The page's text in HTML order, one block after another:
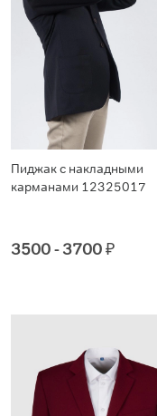
Пиджак с накладными
карманами 12325017
3500 - 3700₽